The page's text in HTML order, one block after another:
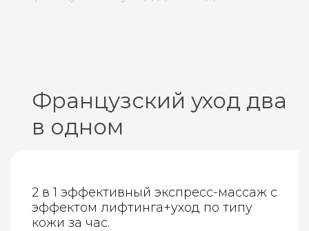
Французский уход два
в одном
2 в 1 эффективный экспресс-массаж с
эффектом лифтинга+уход по типу
кожи за час.